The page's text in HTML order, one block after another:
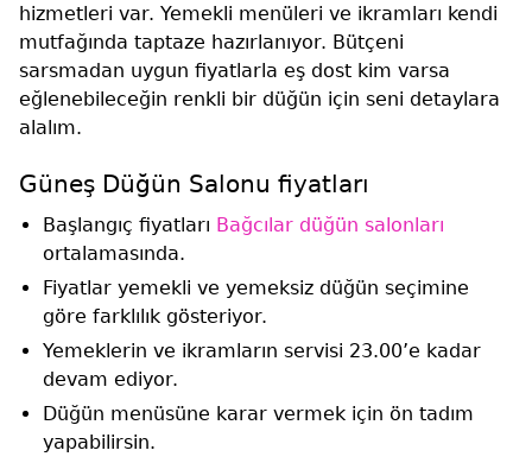
hizmetleri var. Yemekli menüleri ve ikramları kendi
mutfağında taptaze hazırlanıyor. Bütçeni
sarsmadan uygun fiyatlarla eş dost kim varsa
eğlenebileceğin renkli bir düğün için seni detaylara
alalım.
Güneş Düğün Salonu fiyatları
Başlangıç fiyatları Bağcılar düğün salonları
ortalamasında.
Fiyatlar yemekli ve yemeksiz düğün seçimine
göre farklılık gösteriyor.
Yemeklerin ve ikramların servisi 23.00’e kadar
devam ediyor.
Düğün menüsüne karar vermek için ön tadım
yapabilirsin.